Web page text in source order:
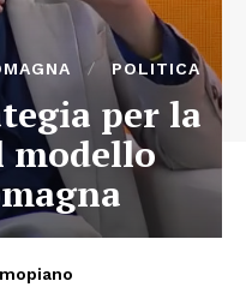
POLITICA
per la
modello